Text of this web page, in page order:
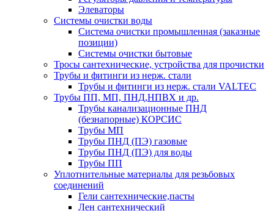
Элеваторы
Системы очистки воды
Система очистки промышленная (заказные
позиции)
Системы очистки бытовые
Тросы сантехнические, устройства для прочистки
Трубы и фитинги из нерж. стали
Трубы и фитинги из нерж. стали VALTEC
Трубы ПП, МП, ПНД,НПВХ и др.
Трубы канализационные ПНД
(безнапорные) КОРСИС
Трубы МП
Трубы ПНД (ПЭ) газовые
Трубы ПНД (ПЭ) для воды
Трубы ПП
Уплотнительные материалы для резьбовых
соединений
Гели сантехнические,пасты
Лен сантехнический